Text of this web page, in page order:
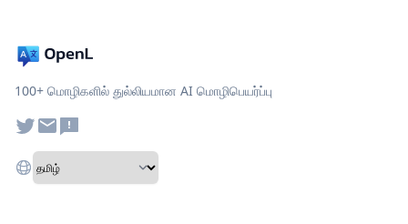
100+ மொழிகளில் துல்லியமான AI மொழிபெயர்ப்பு